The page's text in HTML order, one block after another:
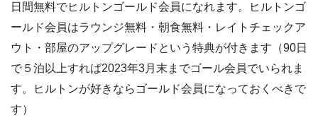
日間無料でヒルトンゴールド会員になれます。ヒルトンゴ
ールド会員はラウンジ無料・朝食無料・レイトチェックア
ウト・部屋のアップグレードという特典が付きます（90日
で５泊以上すれば2023年3月末までゴール会員でいられま
す。ヒルトンが好きならゴールド会員になっておくべきで
す）